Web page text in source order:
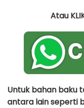
Atau
Untuk bahan baku
antara lain seperti